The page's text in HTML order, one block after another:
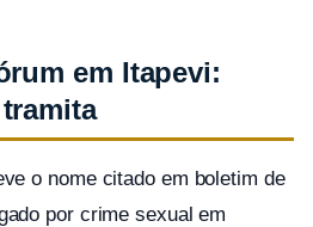
em Itapevi:
o nome citado em boletim de
por crime sexual em